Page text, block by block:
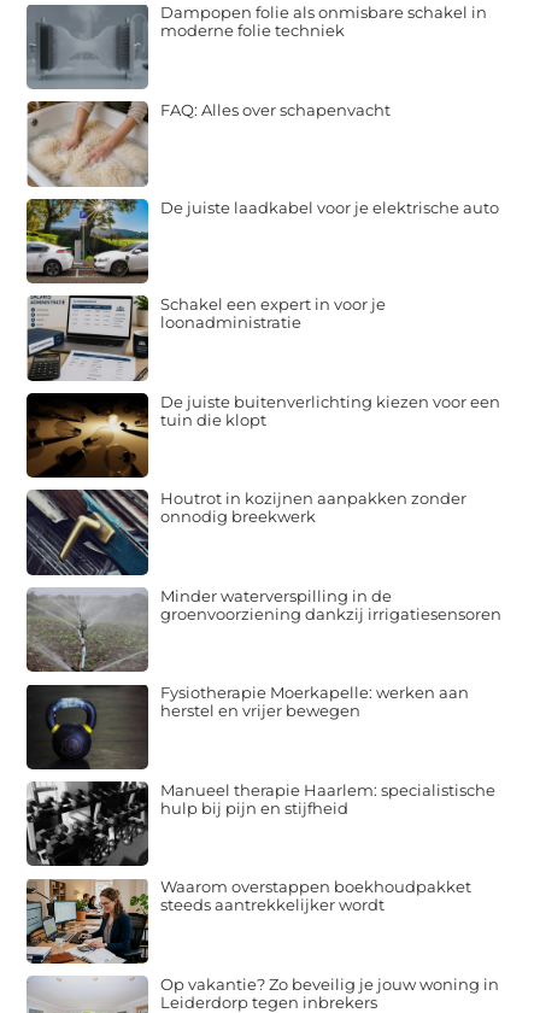
Dampopen folie als onmisbare schakel in
moderne folie techniek
FAQ: Alles over schapenvacht
De juiste laadkabel voor je elektrische auto
Schakel een expert in voor je
loonadministratie
De juiste buitenverlichting kiezen voor een
tuin die klopt
Houtrot in kozijnen aanpakken zonder
onnodig breekwerk
Minder waterverspilling in de
groenvoorziening dankzij irrigatiesensoren
Fysiotherapie Moerkapelle: werken aan
herstel en vrijer bewegen
Manueel therapie Haarlem: specialistische
hulp bij pijn en stijfheid
Waarom overstappen boekhoudpakket
steeds aantrekkelijker wordt
Op vakantie? Zo beveilig je jouw woning in
Leiderdorp tegen inbrekers